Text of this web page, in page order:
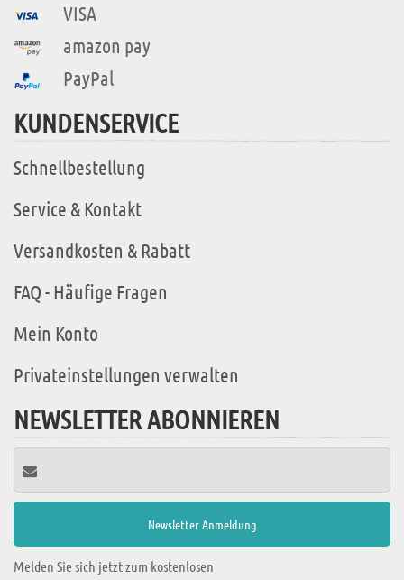
VISA
amazon pay
PayPal
KUNDENSERVICE
Schnellbestellung
Service & Kontakt
Versandkosten & Rabatt
FAQ - Häufige Fragen
Mein Konto
Privateinstellungen verwalten
NEWSLETTER ABONNIEREN
Melden Sie sich jetzt zum kostenlosen